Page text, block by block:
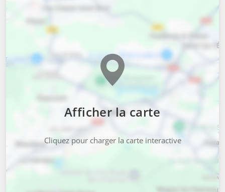
Afficher la carte
Cliquez pour charger la carte interactive